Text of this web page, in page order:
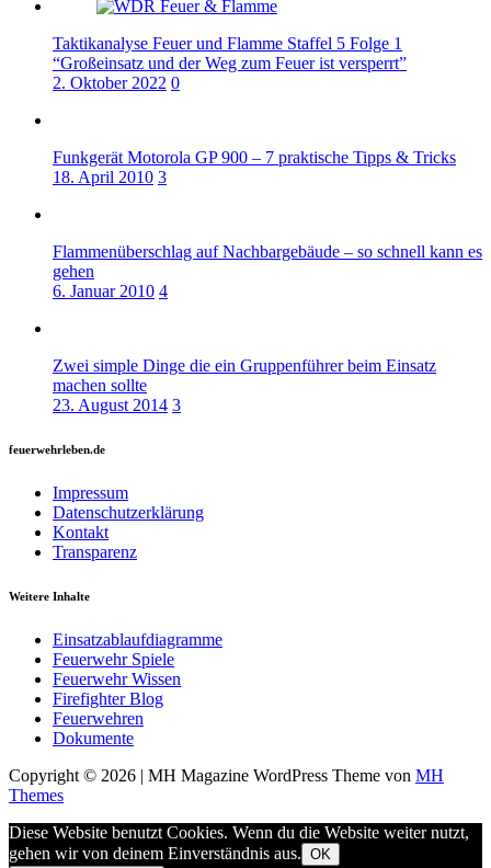
Taktikanalyse Feuer und Flamme Staffel 5 Folge 1
“Großeinsatz und der Weg zum Feuer ist versperrt”
2. Oktober 2022 0
Funkgerät Motorola GP 900 – 7 praktische Tipps & Tricks
18. April 2010 3
Flammenüberschlag auf Nachbargebäude – so schnell kann es
gehen
6. Januar 2010 4
Zwei simple Dinge die ein Gruppenführer beim Einsatz
machen sollte
23. August 2014 3
feuerwehrleben.de
Impressum
Datenschutzerklärung
Kontakt
Transparenz
Weitere Inhalte
Einsatzablaufdiagramme
Feuerwehr Spiele
Feuerwehr Wissen
Firefighter Blog
Feuerwehren
Dokumente
Copyright © 2026 | MH Magazine WordPress Theme von MH
Themes
Diese Website benutzt Cookies. Wenn du die Website weiter nutzt,
gehen wir von deinem Einverständnis aus. OK